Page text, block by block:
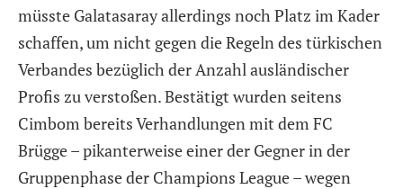
müsste Galatasaray allerdings noch Platz im Kader
schaffen, um nicht gegen die Regeln des türkischen
Verbandes bezüglich der Anzahl ausländischer
Profis zu verstoßen. Bestätigt wurden seitens
Cimbom bereits Verhandlungen mit dem FC
Brügge– pikanterweise einer der Gegner in der
Gruppenphase der Champions League – wegen